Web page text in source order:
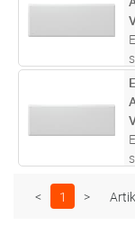
< 1 >